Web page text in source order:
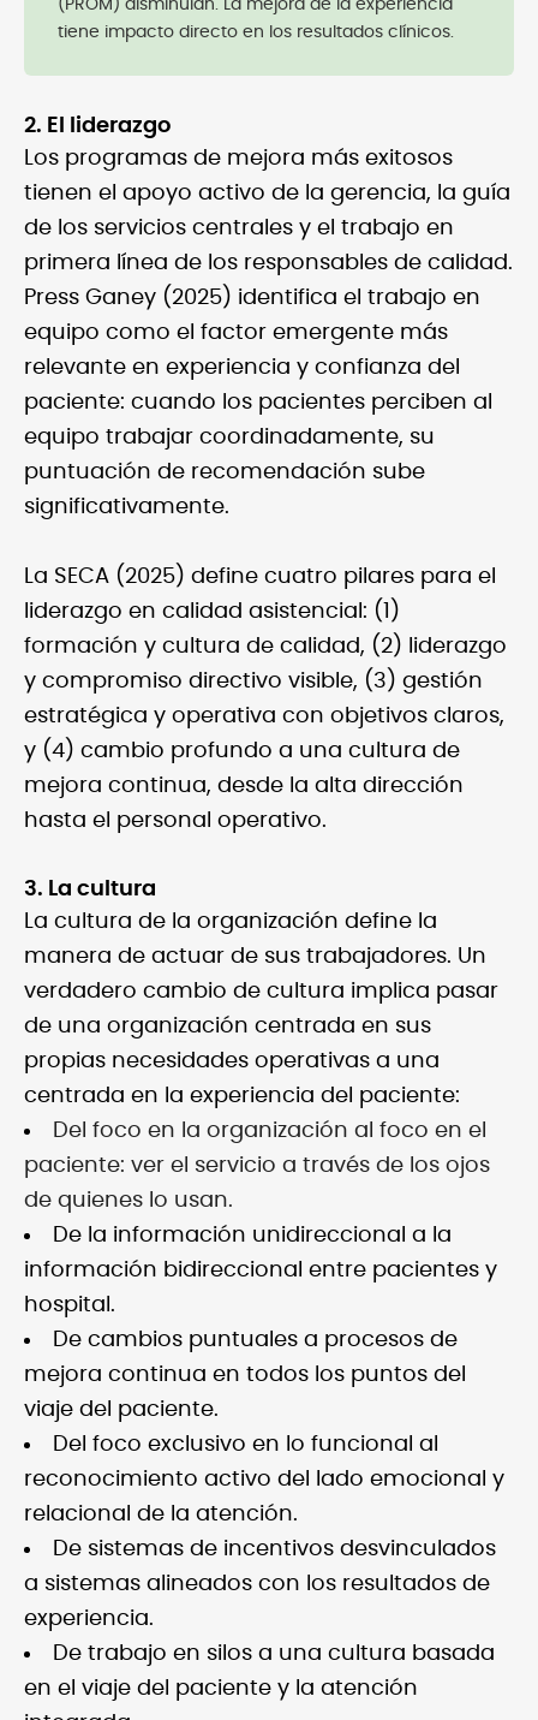
(PROM) disminuían. La mejora de la experiencia
tiene impacto directo en los resultados clínicos.
2. El liderazgo
Los programas de mejora más exitosos
tienen el apoyo activo de la gerencia, la guía
de los servicios centrales y el trabajo en
primera línea de los responsables de calidad.
Press Ganey (2025) identifica el trabajo en
equipo como el factor emergente más
relevante en experiencia y confianza del
paciente: cuando los pacientes perciben al
equipo trabajar coordinadamente, su
puntuación de recomendación sube
significativamente.
La SECA (2025) define cuatro pilares para el
liderazgo en calidad asistencial: (1)
formación y cultura de calidad, (2) liderazgo
y compromiso directivo visible, (3) gestión
estratégica y operativa con objetivos claros,
y (4) cambio profundo a una cultura de
mejora continua, desde la alta dirección
hasta el personal operativo.
3. La cultura
La cultura de la organización define la
manera de actuar de sus trabajadores. Un
verdadero cambio de cultura implica pasar
de una organización centrada en sus
propias necesidades operativas a una
centrada en la experiencia del paciente:
Del foco en la organización al foco en el
paciente: ver el servicio a través de los ojos
de quienes lo usan.
De la información unidireccional a la
información bidireccional entre pacientes y
hospital.
De cambios puntuales a procesos de
mejora continua en todos los puntos del
viaje del paciente.
Del foco exclusivo en lo funcional al
reconocimiento activo del lado emocional y
relacional de la atención.
De sistemas de incentivos desvinculados
a sistemas alineados con los resultados de
experiencia.
De trabajo en silos a una cultura basada
en el viaje del paciente y la atención